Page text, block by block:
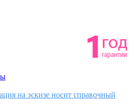
на эскизе носит справочный